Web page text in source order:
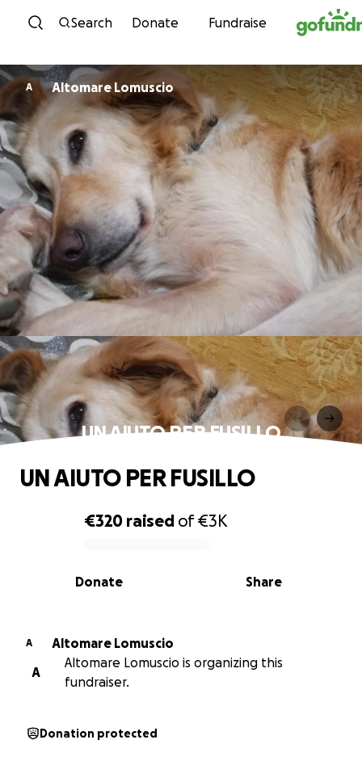
Skip to content
Search Donate Fundraise
A Altomare Lomuscio
UN AIUTO PER FUSILLO
0% complete
€320 raised of€3K
Share
Donate
UN AIUTO PER FUSILLO
A
Altomare Lomuscio
A
Altomare Lomuscio is organizing this
fundraiser.
Donation protected